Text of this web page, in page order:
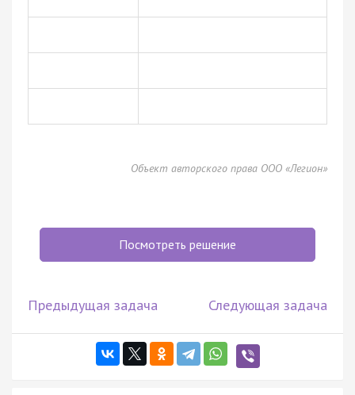
Объект авторского права ООО «Легион»
Посмотреть решение
Предыдущая задача Следующая задача